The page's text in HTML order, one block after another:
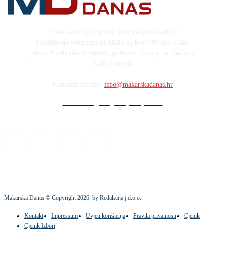
info@makarskadanas.hr
Makarska Danas © Copyright2026. by Redakcija j.d.o.o.
Kontakt Impressum Uvjeti korištenja Pravila privatnosti
Cjenik
Cjenik Izbori